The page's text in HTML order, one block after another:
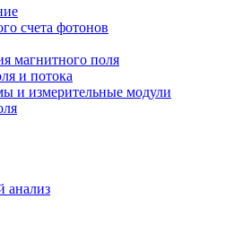
счета фотонов
магнитного поля
и потока
и измерительные модули
анализ